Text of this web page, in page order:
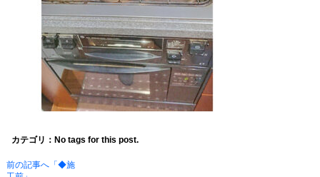
カテゴリ：No tags for this post.
前の記事へ「◆施